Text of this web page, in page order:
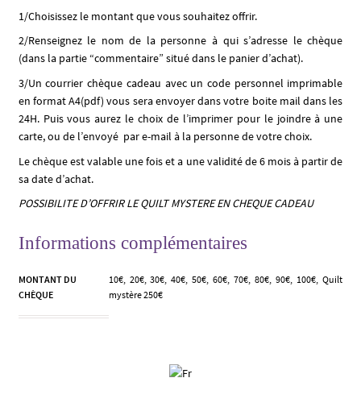
1/Choisissez le montant que vous souhaitez offrir.
2/Renseignez le nom de la personne à qui s’adresse le chèque
(dans la partie “commentaire” situé dans le panier d’achat).
3/Un courrier chèque cadeau avec un code personnel imprimable
en format A4(pdf) vous sera envoyer dans votre boite mail dans les
24H. Puis vous aurez le choix de l’imprimer pour le joindre à une
carte, ou de l’envoyé par e-mail à la personne de votre choix.
Le chèque est valable une fois et a une validité de 6 mois à partir de
sa date d’achat.
POSSIBILITE D’OFFRIR LE QUILT MYSTERE EN CHEQUE CADEAU
Informations complémentaires
MONTANT DU
CHÈQUE
10€, 20€, 30€, 40€, 50€, 60€, 70€, 80€, 90€, 100€, Quilt
mystère 250€